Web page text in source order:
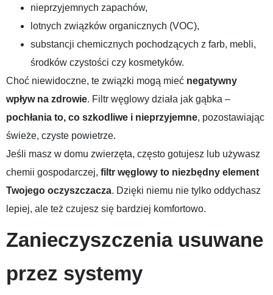
nieprzyjemnych zapachów,
lotnych związków organicznych (VOC),
substancji chemicznych pochodzących z farb, mebli,
środków czystości czy kosmetyków.
Choć niewidoczne, te związki mogą mieć negatywny
wpływ na zdrowie. Filtr węglowy działa jak gąbka –
pochłania to, co szkodliwe i nieprzyjemne, pozostawiając
świeże, czyste powietrze.
Jeśli masz w domu zwierzęta, często gotujesz lub używasz
chemii gospodarczej, filtr węglowy to niezbędny element
Twojego oczyszczacza. Dzięki niemu nie tylko oddychasz
lepiej, ale też czujesz się bardziej komfortowo.
Zanieczyszczenia usuwane
przez systemy